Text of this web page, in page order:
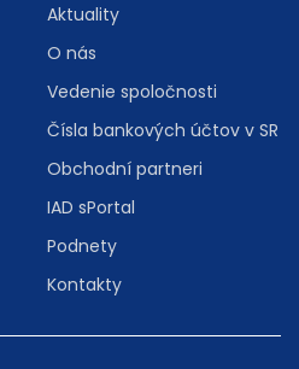
Aktuality
O nás
Vedenie spoločnosti
Čísla bankových účtov v SR
Obchodní partneri
IAD sPortal
Podnety
Kontakty